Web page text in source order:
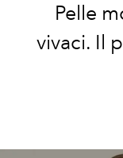
Pelle
vivaci. Il